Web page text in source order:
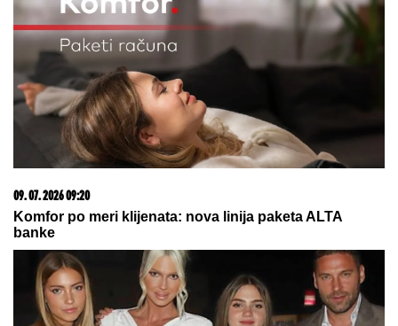
09. 07. 2026 09:20
Komfor po meri klijenata: nova linija paketa ALTA
banke